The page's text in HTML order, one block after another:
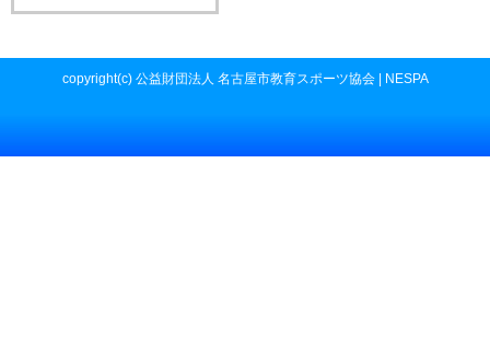
copyright(c) 公益財団法人 名古屋市教育スポーツ協会 | NESPA